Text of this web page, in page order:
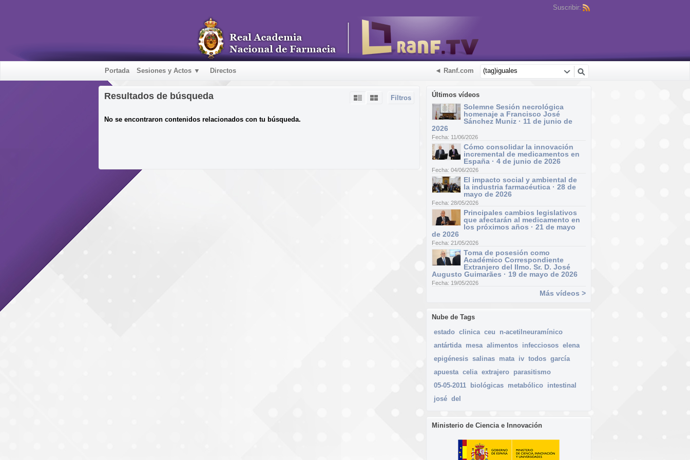
Suscribir:
Portada Sesiones y Actos ▼ Directos ◄ Ranf.com
Últimos vídeos
Solemne Sesión necrológica
homenaje a Francisco José
Sánchez Muniz · 11 de junio de
2026
Fecha: 11/06/2026
Cómo consolidar la innovación
incremental de medicamentos en
España · 4 de junio de 2026
Fecha: 04/06/2026
El impacto social y ambiental de
la industria farmacéutica · 28 de
mayo de 2026
Fecha: 28/05/2026
Principales cambios legislativos
que afectarán al medicamento en
los próximos años · 21 de mayo
de 2026
Fecha: 21/05/2026
Toma de posesión como
Académico Correspondiente
Extranjero del Ilmo. Sr. D. José
Augusto Guimarães · 19 de mayo de 2026
Fecha: 19/05/2026
Más vídeos >
Nube de Tags
estado clinica ceu
n-acetilneuramínico
antártida mesa alimentos infecciosos elena
epigénesis salinas mata iv todos garcía
apuesta celia extrajero parasitismo
05-05-2011
biológicas metabólico intestinal
josé del
Ministerio de Ciencia e Innovación
Filtros
Resultados de búsqueda
No se encontraron contenidos relacionados con tu búsqueda.